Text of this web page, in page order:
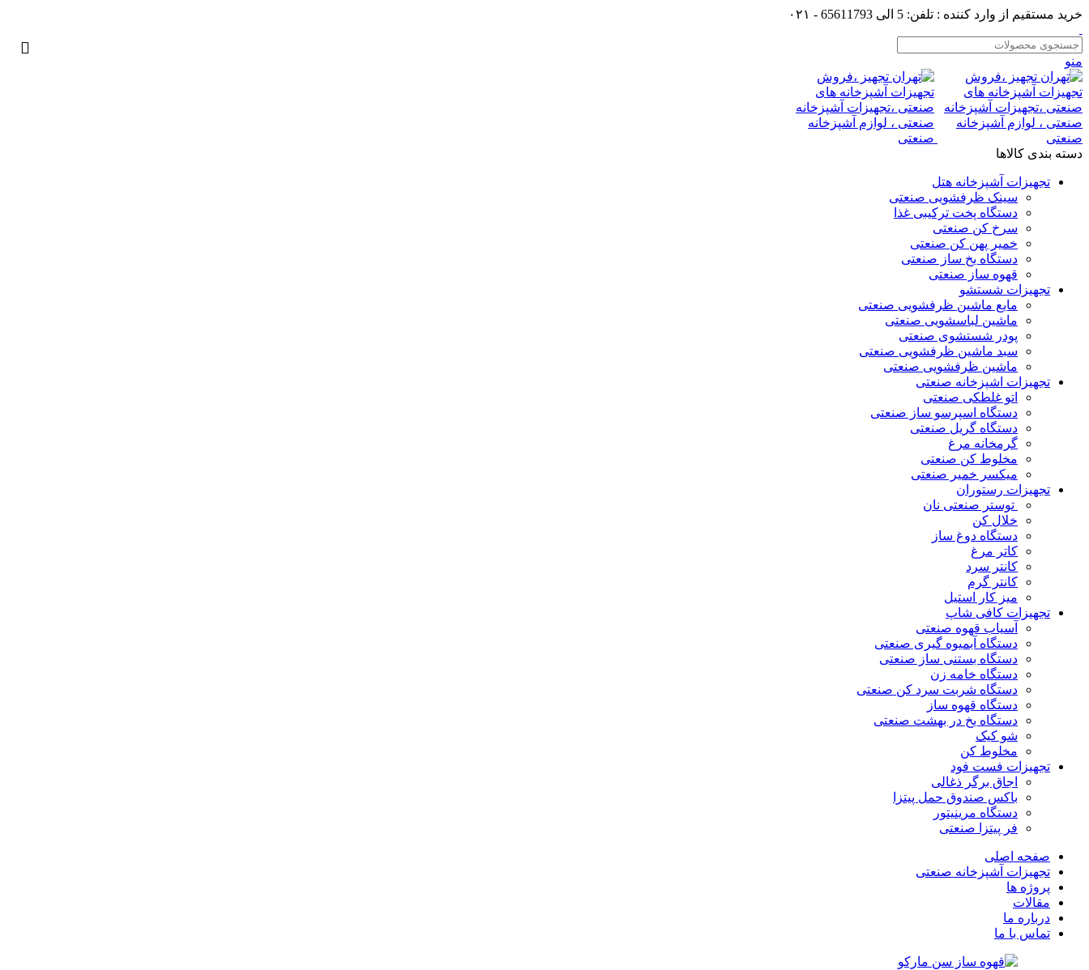
خرید مستقیم از وارد کننده : تلفن: 5 الی 65611793 - ۰۲۱
منو
دسته بندی کالاها
تجهیزات آشپزخانه هتل
سینک ظرفشویی صنعتی
دستگاه پخت ترکیبی غذا
سرخ کن صنعتی
خمیر پهن کن صنعتی
دستگاه یخ ساز صنعتی
قهوه ساز صنعتی
تجهیزات شستشو
مایع ماشین ظرفشویی صنعتی
ماشین لباسشویی صنعتی
پودر شستشوی صنعتی
سبد ماشین ظرفشویی صنعتی
ماشین ظرفشویی صنعتی
تجهیزات اشپزخانه صنعتی
اتو غلطکی صنعتی
دستگاه اسپرسو ساز صنعتی
دستگاه گریل صنعتی
گرمخانه مرغ
مخلوط کن صنعتی
میکسر خمیر صنعتی
تجهیزات رستوران
توستر صنعتی نان
خلال کن
دستگاه دوغ ساز
کاتر مرغ
کانتر سرد
کانتر گرم
میز کار استیل
تجهیزات کافی شاپ
آسیاب قهوه صنعتی
دستگاه آبمیوه گیری صنعتی
دستگاه بستنی ساز صنعتی
دستگاه خامه زن
دستگاه شربت سرد کن صنعتی
دستگاه قهوه ساز
دستگاه یخ در بهشت صنعتی
شو کیک
مخلوط کن
تجهیزات فست فود
اجاق برگر ذغالی
باکس صندوق حمل پیتزا
دستگاه مرینیتور
فر پیتزا صنعتی
صفحه اصلی
تجهیزات آشپزخانه صنعتی
پروژه ها
مقالات
درباره ما
تماس با ما